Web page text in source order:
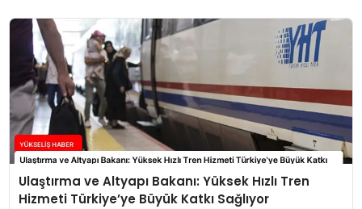
Ulaştırma ve Altyapı Bakanı: Yüksek Hızlı Tren
Hizmeti Türkiye’ye Büyük Katkı Sağlıyor